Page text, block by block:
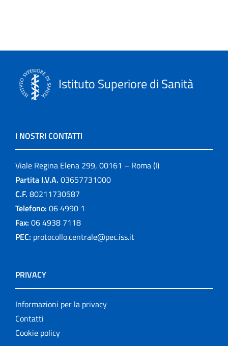
Opuscoli
Other publications
Pubblicazioni
Pubblicazioni cessate
Publication for schools
Rapporti ISS COVID-19
Rapporti ISS COVID-19 in English
Rapporti ISS Sorveglianza
Rapporti ISTISAN
Istituto Superiore di Sanità
I NOSTRI CONTATTI
Viale Regina Elena 299, 00161 – Roma (I)
Partita I.V.A. 03657731000
C.F. 80211730587
Telefono: 06 4990 1
Fax: 06 4938 7118
PEC: protocollo.centrale@pec.iss.it
PRIVACY
Informazioni per la privacy
Contatti
Cookie policy